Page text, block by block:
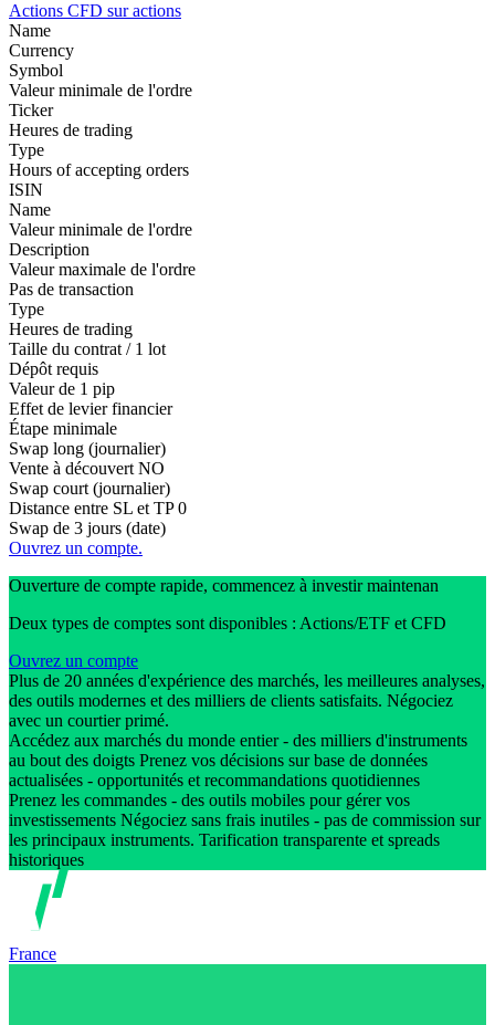
Actions CFD sur actions
Name
Currency
Symbol
Valeur minimale de l'ordre
Ticker
Heures de trading
Type
Hours of accepting orders
ISIN
Name
Valeur minimale de l'ordre
Description
Valeur maximale de l'ordre
Pas de transaction
Type
Heures de trading
Taille du contrat / 1 lot
Dépôt requis
Valeur de 1 pip
Effet de levier financier
Étape minimale
Swap long (journalier)
Vente à découvert NO
Swap court (journalier)
Distance entre SL et TP 0
Swap de 3 jours (date)
Ouvrez un compte.
Ouverture de compte rapide, commencez à investir maintenan
Deux types de comptes sont disponibles : Actions/ETF et CFD
Ouvrez un compte
Plus de 20 années d'expérience des marchés, les meilleures analyses,
des outils modernes et des milliers de clients satisfaits. Négociez
avec un courtier primé.
Accédez aux marchés du monde entier - des milliers d'instruments
au bout des doigts Prenez vos décisions sur base de données
actualisées - opportunités et recommandations quotidiennes
Prenez les commandes - des outils mobiles pour gérer vos
investissements Négociez sans frais inutiles - pas de commission sur
les principaux instruments. Tarification transparente et spreads
historiques
France